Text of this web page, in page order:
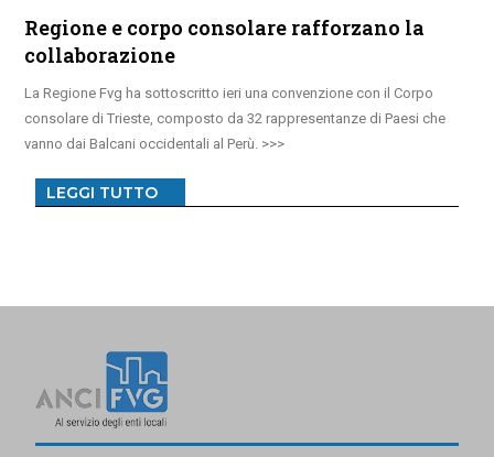
Regione e corpo consolare rafforzano la
collaborazione
La Regione Fvg ha sottoscritto ieri una convenzione con il Corpo
consolare di Trieste, composto da 32 rappresentanze di Paesi che
vanno dai Balcani occidentali al Perù.
LEGGI TUTTO